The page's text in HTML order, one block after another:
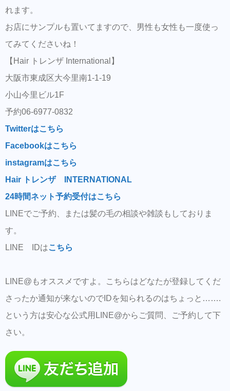
れます。
お店にサンプルも置いてますので、男性も女性も一度使っ
てみてくださいね！
【Hair トレンザ International】
大阪市東成区大今里南1-1-19
小山今里ビル1F
予約06-6977-0832
Twitterはこちら
Facebookはこちら
instagramはこちら
Hair トレンザ INTERNATIONAL
24時間ネット予約受付はこちら
LINEでご予約、または髪の毛の相談や雑談もしておりま
す。
LINE IDはこちら
LINE@もオススメですよ。こちらはどなたが登録してくだ
さったか通知が来ないのでIDを知られるのはちょっと…….
という方は安心な公式用LINE@からご質問、ご予約して下
さい。